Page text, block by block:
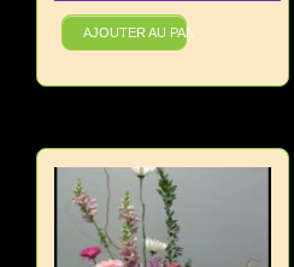
AJOUTER AU PANIER